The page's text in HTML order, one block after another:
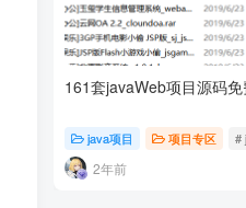
161套javaWeb项目源码
java项目 项目专区 #
2年前